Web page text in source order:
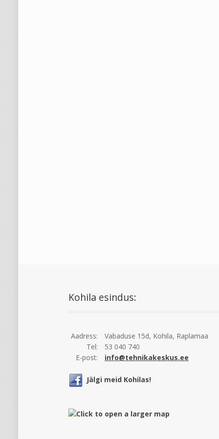
Kohila esindus:
Aadress:
Vabaduse 15d, Kohila, Raplamaa
Tel:
53 040 740
E-post:
info@tehnikakeskus.ee
Jälgi meid Kohilas!